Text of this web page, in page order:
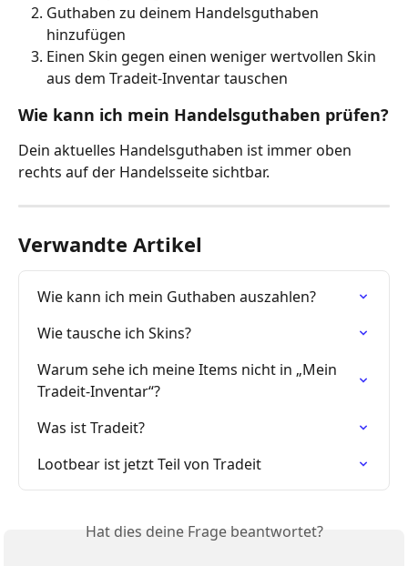
Guthaben zu deinem Handelsguthaben
hinzufügen
Einen Skin gegen einen weniger wertvollen Skin
aus dem Tradeit-Inventar tauschen
Wie kann ich mein Handelsguthaben prüfen?
Dein aktuelles Handelsguthaben ist immer oben
rechts auf der Handelsseite sichtbar.
Verwandte Artikel
Wie kann ich mein Guthaben auszahlen?
Wie tausche ich Skins?
Warum sehe ich meine Items nicht in „Mein
Tradeit-Inventar“?
Was ist Tradeit?
Lootbear ist jetzt Teil von Tradeit
Hat dies deine Frage beantwortet?